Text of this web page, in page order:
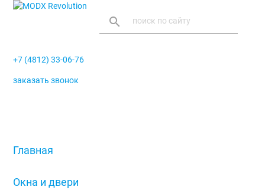
search
+7 (4812) 33-06-76
заказать звонок
Главная
Окна и двери